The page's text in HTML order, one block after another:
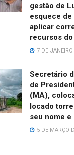
gestão de
esquece
aplicar
recursos do
7 DE
Secretário
de
(MA),
locado
seu nome e
5 DE MARÇO